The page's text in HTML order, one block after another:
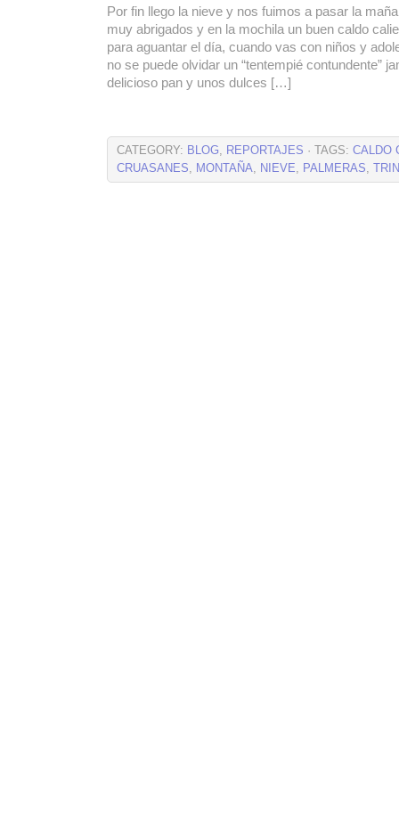
Por fin llego la nieve y nos fuimos a pasar la
muy abrigados y en la mochila un buen caldo
para aguantar el día, cuando vas con niños y
no se puede olvidar un “tentempié contundente”
delicioso pan y unos dulces […]
CATEGORY: BLOG, REPORTAJES · TAGS: CALDO
CRUASANES, MONTAÑA, NIEVE, PALMERAS,